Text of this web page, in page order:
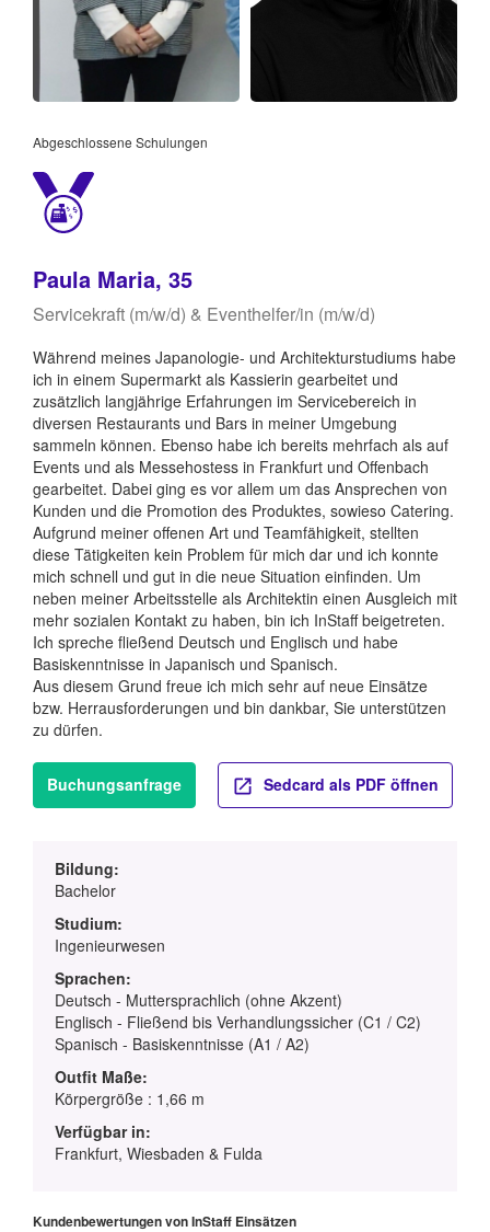
Abgeschlossene Schulungen
Paula Maria, 35
Servicekraft (m/w/d) & Eventhelfer/in (m/w/d)
Während meines Japanologie- und Architekturstudiums habe
ich in einem Supermarkt als Kassierin gearbeitet und
zusätzlich langjährige Erfahrungen im Servicebereich in
diversen Restaurants und Bars in meiner Umgebung
sammeln können. Ebenso habe ich bereits mehrfach als auf
Events und als Messehostess in Frankfurt und Offenbach
gearbeitet. Dabei ging es vor allem um das Ansprechen von
Kunden und die Promotion des Produktes, sowieso Catering.
Aufgrund meiner offenen Art und Teamfähigkeit, stellten
diese Tätigkeiten kein Problem für mich dar und ich konnte
mich schnell und gut in die neue Situation einfinden. Um
neben meiner Arbeitsstelle als Architektin einen Ausgleich mit
mehr sozialen Kontakt zu haben, bin ich InStaff beigetreten.
Ich spreche fließend Deutsch und Englisch und habe
Basiskenntnisse in Japanisch und Spanisch.
Aus diesem Grund freue ich mich sehr auf neue Einsätze
bzw. Herrausforderungen und bin dankbar, Sie unterstützen
zu dürfen.
Buchungsanfrage Sedcard als PDF öffnen
Bildung:
Bachelor
Studium:
Ingenieurwesen
Sprachen:
Deutsch - Muttersprachlich (ohne Akzent)
Englisch - Fließend bis Verhandlungssicher (C1 / C2)
Spanisch - Basiskenntnisse (A1 / A2)
Outfit Maße:
Körpergröße : 1,66 m
Verfügbar in:
Frankfurt, Wiesbaden & Fulda
Kundenbewertungen von InStaff Einsätzen